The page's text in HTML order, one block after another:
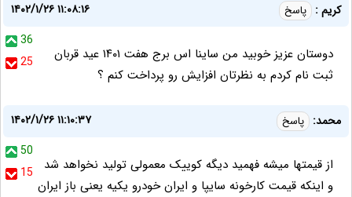
کریم : پاسخ
۱۴۰۲/۱/۲۶ ۱۱:۰۸:۱۶
36
25
دوستان عزیز خوبید من ساینا اس برج هفت ۱۴۰۱ عید قربان
ثبت نام کردم به نظرتان افزایش رو پرداخت کنم ؟
محمد: پاسخ
۱۴۰۲/۱/۲۶ ۱۱:۱۰:۳۷
50
15
از قیمتها میشه فهمید دیگه کوییک معمولی تولید نخواهد شد
و اینکه قیمت کارخونه سایپا و ایران خودرو یکیه یعنی باز ایران